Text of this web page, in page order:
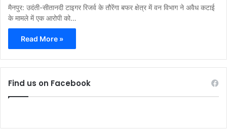
मैनपुर: उदंती-सीतानदी टाइगर रिजर्व के तौरेंगा बफर क्षेत्र में वन विभाग ने अवैध कटाई
के मामले में एक आरोपी को…
Read More »
Find us on Facebook